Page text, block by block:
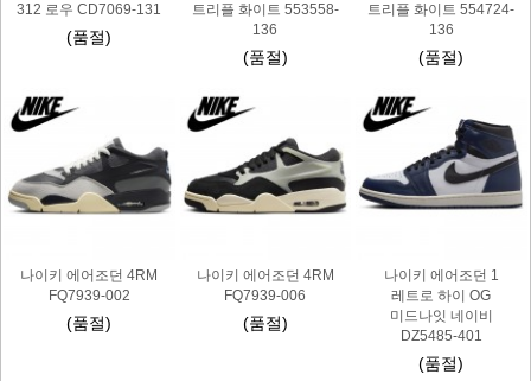
312 로우 CD7069-131
(품절)
트리플 화이트 553558-
136
(품절)
트리플 화이트 554724-
136
(품절)
나이키 에어조던 4RM
FQ7939-002
(품절)
나이키 에어조던 4RM
FQ7939-006
(품절)
나이키 에어조던 1
레트로 하이 OG
미드나잇 네이비
DZ5485-401
(품절)